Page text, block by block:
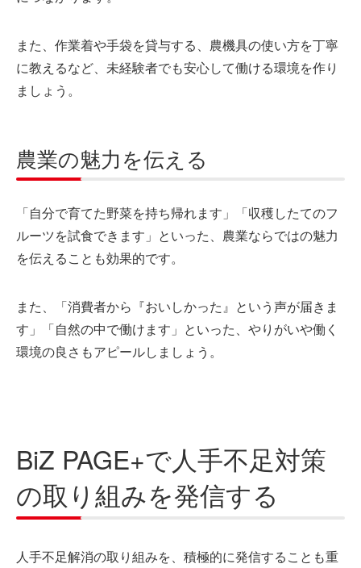
また、作業着や手袋を貸与する、農機具の使い方を丁寧
に教えるなど、未経験者でも安心して働ける環境を作り
ましょう。
農業の魅力を伝える
「自分で育てた野菜を持ち帰れます」「収穫したてのフ
ルーツを試食できます」といった、農業ならではの魅力
を伝えることも効果的です。
また、「消費者から『おいしかった』という声が届きま
す」「自然の中で働けます」といった、やりがいや働く
環境の良さもアピールしましょう。
BiZ PAGE+で人手不足対策
の取り組みを発信する
人手不足解消の取り組みを、積極的に発信することも重